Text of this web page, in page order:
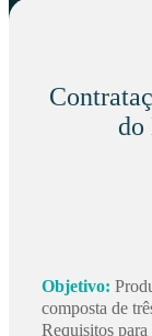
do
Objetivo:
composta de
Requisitos